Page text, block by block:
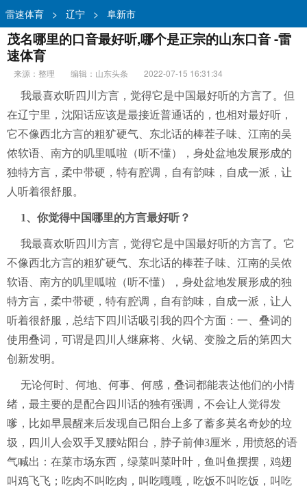
雷速体育 > 辽宁 > 阜新市
茂名哪里的口音最好听,哪个是正宗的山东口音 -雷
速体育
来源：整理 编辑：山东头条
2022-07-15 16:31:34
我最喜欢听四川方言，觉得它是中国最好听的方言了。但
在辽宁里，沈阳话应该是最接近普通话的，也相对最好听，
它不像西北方言的粗犷硬气、东北话的棒茬子味、江南的吴
侬软语、南方的叽里呱啦（听不懂），身处盆地发展形成的
独特方言，柔中带硬，特有腔调，自有韵味，自成一派，让
人听着很舒服。
1、你觉得中国哪里的方言最好听？
我最喜欢听四川方言，觉得它是中国最好听的方言了。它
不像西北方言的粗犷硬气、东北话的棒茬子味、江南的吴侬
软语、南方的叽里呱啦（听不懂），身处盆地发展形成的独
特方言，柔中带硬，特有腔调，自有韵味，自成一派，让人
听着很舒服，总结下四川话吸引我的四个方面：一、叠词的
使用叠词，可谓是四川人继麻将、火锅、变脸之后的第四大
创新发明。
无论何时、何地、何事、何感，叠词都能表达他们的小情
绪，最主要的是配合四川话的独有强调，不会让人觉得发
嗲，比如早晨醒来后发现自己阳台上多了蓄多莫名奇妙的垃
圾，四川人会双手叉腰站阳台，脖子前伸3厘米，用愤怒的语
气喊出：在菜市场东西，绿菜叫菜叶叶，鱼叫鱼摆摆，鸡翅
叫鸡飞飞；吃肉不叫吃肉，叫吃嘎嘎，吃饭不叫吃饭，叫吃